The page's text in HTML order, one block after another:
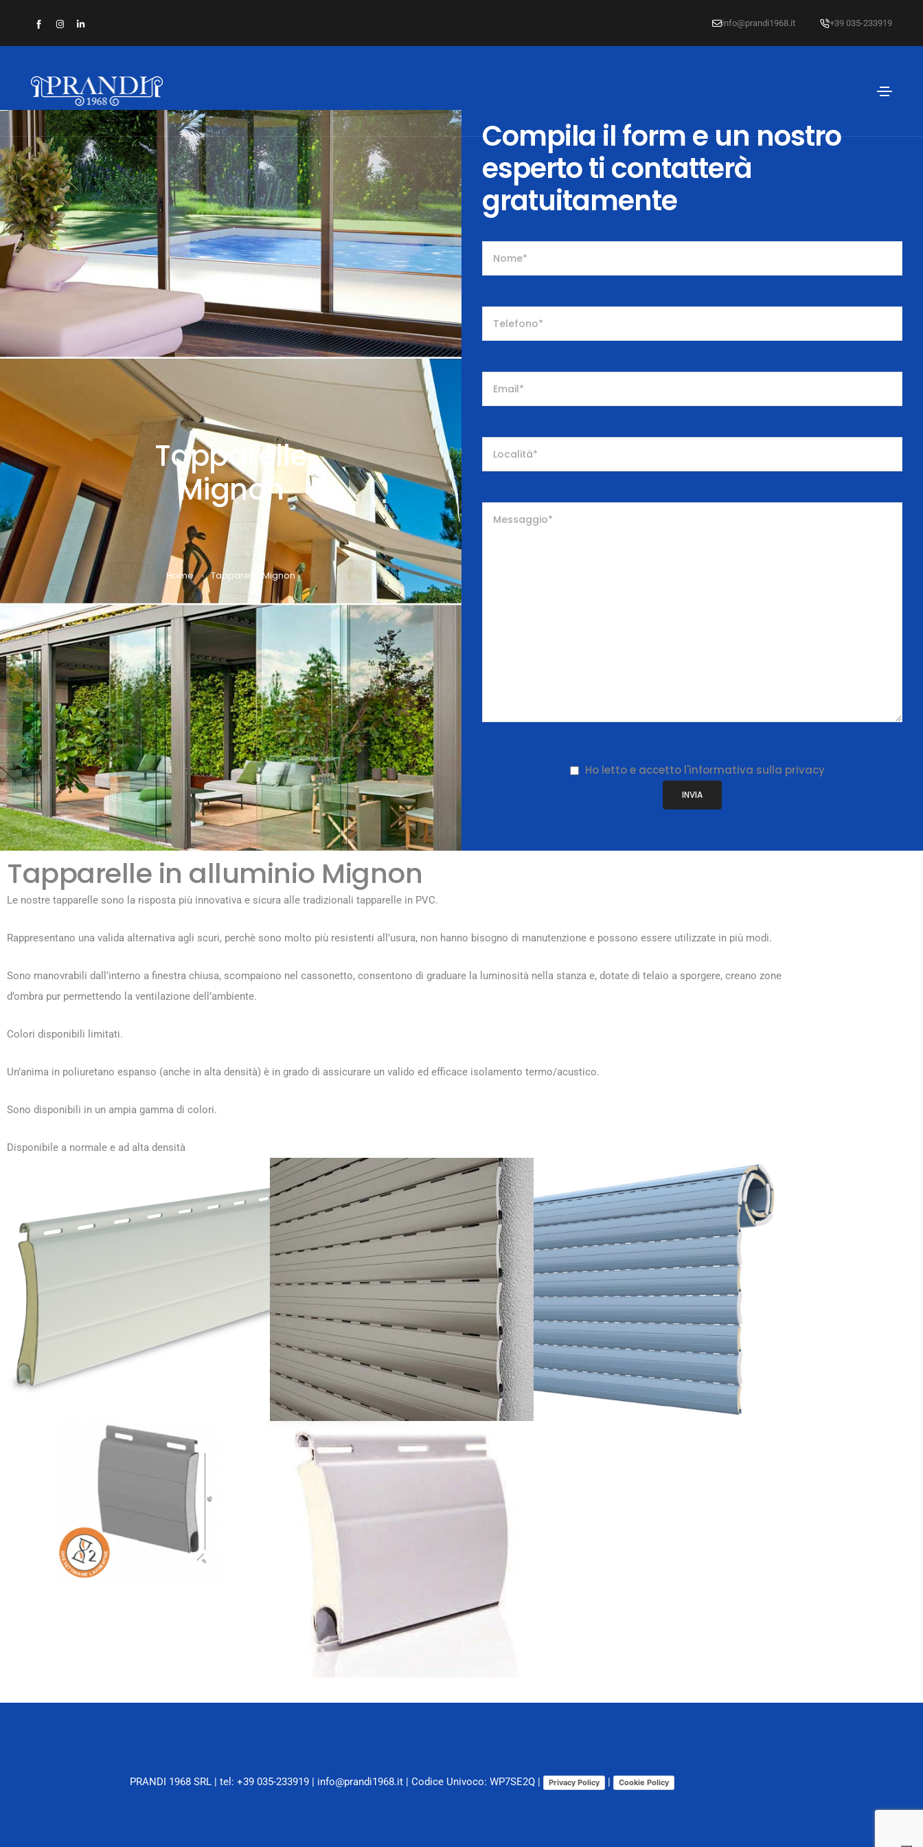
info@prandi1968.it +39 035-233919
Tapparelle
Mignon
Home Tapparelle Mignon
Compila il form e un nostro
esperto ti contatterà
gratuitamente
Ho letto e accetto l'informativa sulla privacy
Tapparelle in alluminio Mignon
Le nostre tapparelle sono la risposta più innovativa e sicura alle tradizionali tapparelle in PVC.
Rappresentano una valida alternativa agli scuri, perchè sono molto più resistenti all’usura, non hanno bisogno di manutenzione e possono essere utilizzate in più modi.
Sono manovrabili dall’interno a finestra chiusa, scompaiono nel cassonetto, consentono di graduare la luminosità nella stanza e, dotate di telaio a sporgere, creano zone
d’ombra pur permettendo la ventilazione dell’ambiente.
Colori disponibili limitati.
Un’anima in poliuretano espanso (anche in alta densità) è in grado di assicurare un valido ed efficace isolamento termo/acustico.
Sono disponibili in un ampia gamma di colori.
Disponibile a normale e ad alta densità
PRANDI 1968 SRL | tel: +39 035-233919| info@prandi1968.it| Codice Univoco: WP7SE2Q | Privacy Policy Cookie Policy